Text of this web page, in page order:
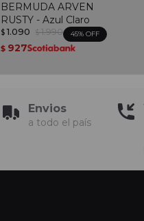
BERMUDA ARVEN
RUSTY - Azul Claro
$ 1.090 $ 1.990 45
$ 927
Envios
a todo el país